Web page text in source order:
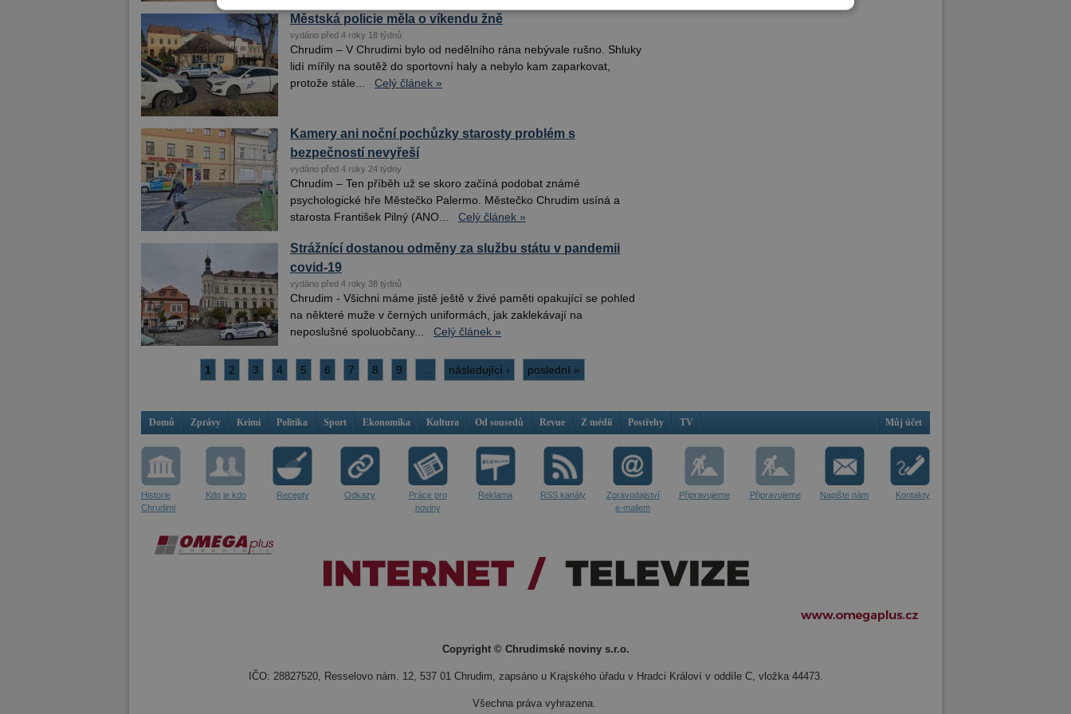
Městská policie měla o víkendu žně
vydáno před 4 roky 18 týdnů
Chrudim – V Chrudimi bylo od nedělního rána nebývale rušno. Shluky
lidí mířily na soutěž do sportovní haly a nebylo kam zaparkovat,
protože stále...
Celý článek »
Kamery ani noční pochůzky starosty problém s
bezpečností nevyřeší
vydáno před 4 roky 24 týdny
Chrudim – Ten příběh už se skoro začíná podobat známé
psychologické hře Městečko Palermo. Městečko Chrudim usíná a
starosta František Pilný (ANO...
Celý článek »
Strážnící dostanou odměny za službu státu v pandemii
covid-19
vydáno před 4 roky 38 týdnů
Chrudim - Všichni máme jistě ještě v živé paměti opakující se pohled
na některé muže v černých uniformách, jak zaklekávají na
neposlušné spoluobčany...
Celý článek »
1 2 3 4 5 6 7 8 9 následující › poslední »
Domů Zprávy Krimi Politika Sport Ekonomika Kultura Od sousedů Revue Z médií Postřehy TV Můj účet
Historie
Chrudimi
Kdo je kdo Recepty Odkazy
Práce pro
noviny
Reklama RSS kanály
Zpravodajství
e-mailem
Připravujeme Připravujeme Napište nám Kontakty
Copyright © Chrudimské noviny s.r.o.
IČO: 28827520, Resselovo nám. 12, 537 01 Chrudim, zapsáno u Krajského úřadu v Hradci Královí v oddíle C, vložka 44473.
Všechna práva vyhrazena.